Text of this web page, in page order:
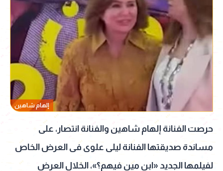
إلهام شاهين
حرصت الفنانة إلهام شاهين والفنانة انتصار، على
مساندة صديقتها الفنانة ليلى علوى فى العرض الخاص
لفيلمها الجديد «ابن مين فيهم؟»، الخلال العرض